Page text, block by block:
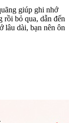
giúp ghi nhớ
bỏ qua, dẫn đến
lâu dài, bạn nên ôn